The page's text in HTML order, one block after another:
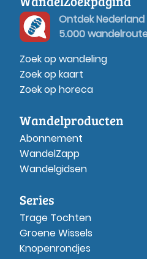
Ontdek
5.000
Zoek op wandeling
Zoek op kaart
Zoek op horeca
Wandelproducten
Abonnement
WandelZapp
Wandelgidsen
Series
Trage Tochten
Groene Wissels
Knopenrondjes